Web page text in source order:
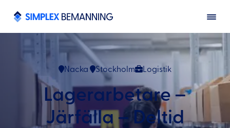
Nacka Stockholm Logistik
Lagerarbetare –
Järfälla – Deltid